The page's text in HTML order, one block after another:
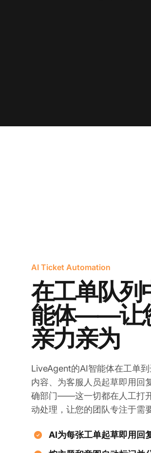
AI Ticket Automation
在工单队列
能体——让
亲力亲为
LiveAgent的AI智能体在工单
内容、为客服人员起草即用回
确部门——这一切都在人工打
动处理，让您的团队专注于需
AI为每张工单起草即用回